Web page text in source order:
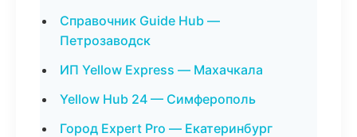
Справочник Guide Hub —
Петрозаводск
ИП Yellow Express — Махачкала
Yellow Hub 24 — Симферополь
Город Expert Pro — Екатеринбург